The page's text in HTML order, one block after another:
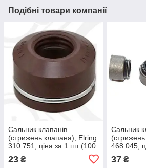
Подібні товари компанії
Cальник клапанів
(стрижень клапана), Elring
310.751, ціна за 1 шт (100
застосовується:
23 ₴
Cальник
468.045,
37₴